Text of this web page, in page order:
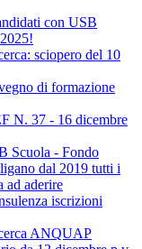
con USB
sciopero del 10
di formazione
N. 37 - 16 dicembre
Scuola - Fondo
dal 2019 tutti i
ad aderire
iscrizioni
ANQUAP